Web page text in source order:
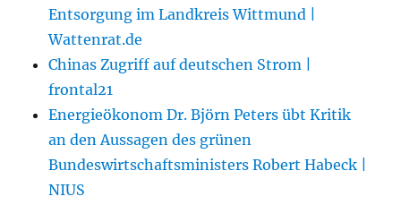
Entsorgung im Landkreis Wittmund |
Wattenrat.de
Chinas Zugriff auf deutschen Strom |
frontal21
Energieökonom Dr. Björn Peters übt Kritik
an den Aussagen des grünen
Bundeswirtschaftsministers Robert Habeck |
NIUS